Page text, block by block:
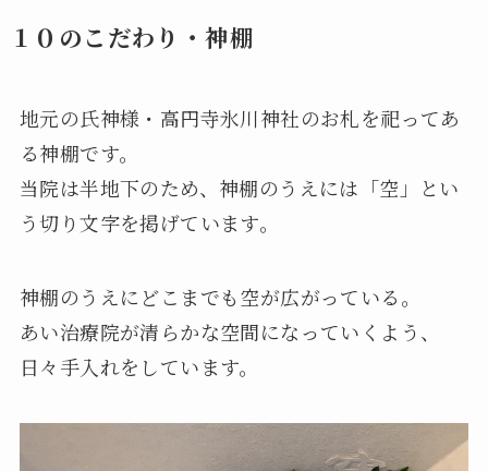
１０のこだわり・神棚
地元の氏神様・高円寺氷川神社のお札を祀ってあ
る神棚です。
当院は半地下のため、神棚のうえには「空」とい
う切り文字を掲げています。
神棚のうえにどこまでも空が広がっている。
あい治療院が清らかな空間になっていくよう、
日々手入れをしています。